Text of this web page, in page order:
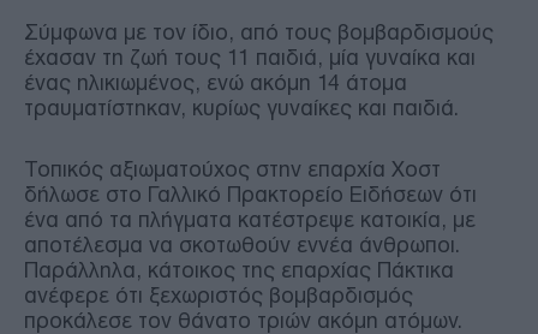
Σύμφωνα με τον ίδιο, από τους βομβαρδισμούς
έχασαν τη ζωή τους 11 παιδιά, μία γυναίκα και
ένας ηλικιωμένος, ενώ ακόμη 14 άτομα
τραυματίστηκαν, κυρίως γυναίκες και παιδιά.
Τοπικός αξιωματούχος στην επαρχία Χοστ
δήλωσε στο Γαλλικό Πρακτορείο Ειδήσεων ότι
ένα από τα πλήγματα κατέστρεψε κατοικία, με
αποτέλεσμα να σκοτωθούν εννέα άνθρωποι.
Παράλληλα, κάτοικος της επαρχίας Πάκτικα
ανέφερε ότι ξεχωριστός βομβαρδισμός
προκάλεσε τον θάνατο τριών ακόμη ατόμων.